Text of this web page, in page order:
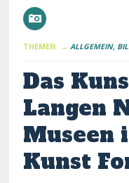
THEMEN → ALLGEMEIN
Das
Langen
Museen
Kunst